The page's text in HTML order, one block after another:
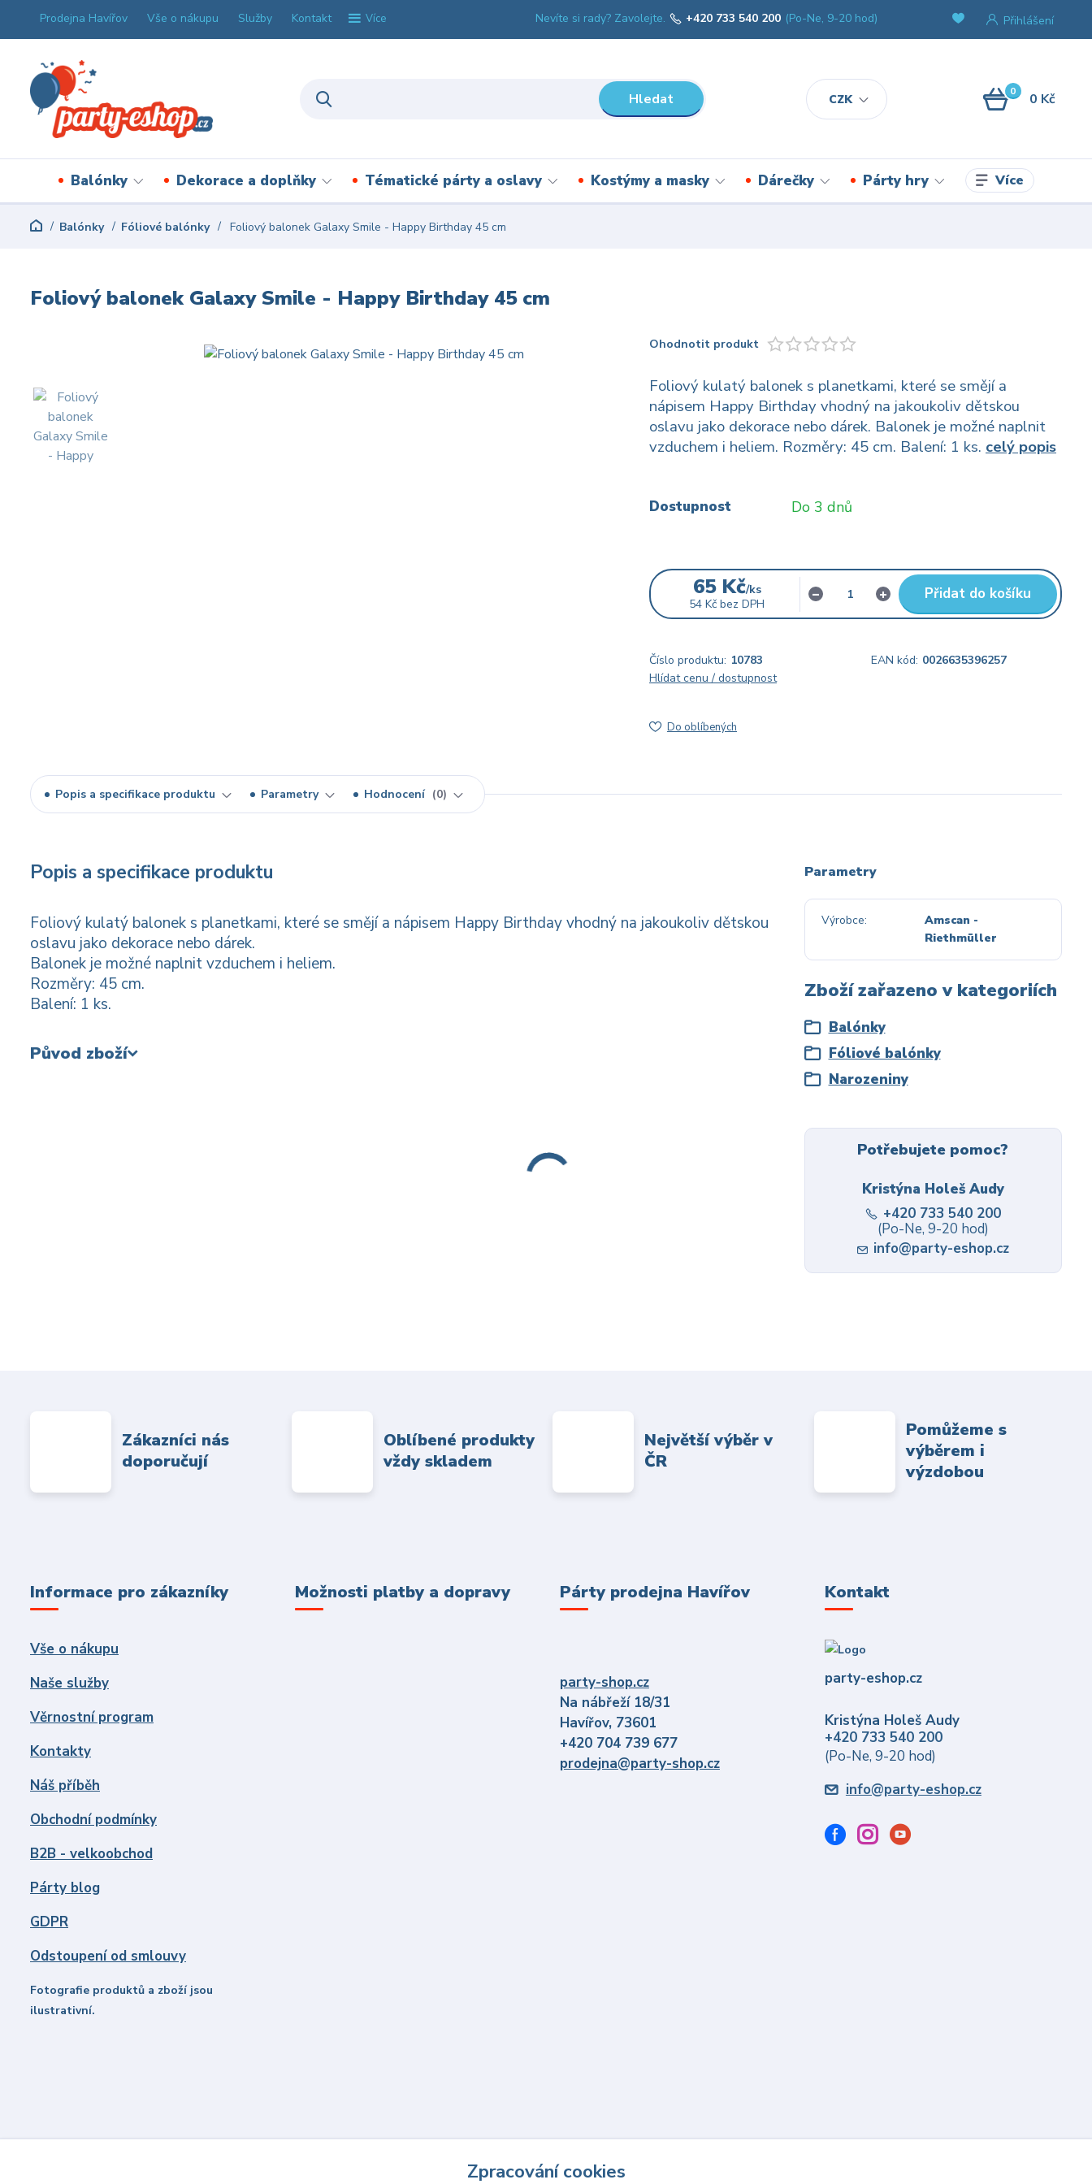
Prodejna Havířov Vše o nákupu Služby Kontakt Více
CZK
Přihlášení
Hledat
Nevíte si rady? Zavolejte. +420 733 540 200 (Po-Ne, 9-20 hod)
0 0 Kč
Balónky Dekorace a doplňky Tématické párty a oslavy Kostýmy a masky Dárečky Párty hry Více
Balónky Fóliové balónky Foliový balonek Galaxy Smile - Happy Birthday 45 cm
Foliový balonek Galaxy Smile - Happy Birthday 45 cm
Ohodnotit produkt
Foliový kulatý balonek s planetkami, které se smějí a
nápisem Happy Birthday vhodný na jakoukoliv dětskou
oslavu jako dekorace nebo dárek. Balonek je možné naplnit
vzduchem i heliem. Rozměry: 45 cm. Balení: 1 ks. celý popis
Dostupnost Do 3 dnů
65 Kč/ks
54 Kč bez DPH
Přidat do košíku
Číslo produktu: 10783 EAN kód: 0026635396257
Hlídat cenu / dostupnost
Do oblíbených
Popis a specifikace produktu Parametry Hodnocení 0
Popis a specifikace produktu
Foliový kulatý balonek s planetkami, které se smějí a nápisem Happy Birthday vhodný na jakoukoliv dětskou
oslavu jako dekorace nebo dárek.
Balonek je možné naplnit vzduchem i heliem.
Rozměry: 45 cm.
Balení: 1 ks.
Původ zboží
Parametry
Výrobce
Amscan -
Riethmüller
Zboží zařazeno v kategoriích
Balónky
Fóliové balónky
Narozeniny
Potřebujete pomoc?
Kristýna Holeš Audy
+420 733 540 200
(Po-Ne, 9-20 hod)
info@party-eshop.cz
Zákazníci nás
doporučují
Oblíbené produkty
vždy skladem
Největší výběr v
ČR
Pomůžeme s
výběrem i
výzdobou
Informace pro zákazníky
Vše o nákupu
Naše služby
Věrnostní program
Kontakty
Náš příběh
Obchodní podmínky
B2B - velkoobchod
Párty blog
GDPR
Odstoupení od smlouvy
Fotografie produktů a zboží jsou
ilustrativní.
Možnosti platby a dopravy Párty prodejna Havířov
party-shop.cz
Na nábřeží 18/31
Havířov, 73601
+420 704 739 677
prodejna@party-shop.cz
Kontakt
party-eshop.cz
Kristýna Holeš Audy
+420 733 540 200
(Po-Ne, 9-20 hod)
info@party-eshop.cz
Zpracování cookies